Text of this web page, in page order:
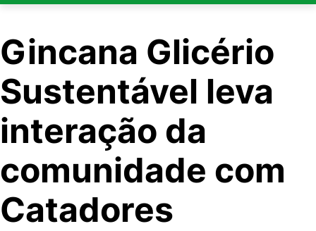
Gincana Glicério
Sustentável leva
interação da
comunidade com
Catadores